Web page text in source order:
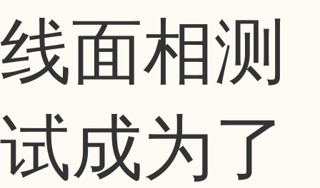
线面相测
试成为了